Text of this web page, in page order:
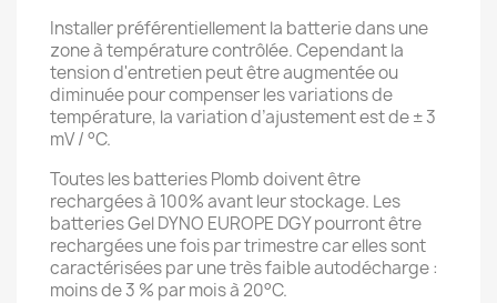
Installer préférentiellement la batterie dans une
zone à température contrôlée. Cependant la
tension d'entretien peut être augmentée ou
diminuée pour compenser les variations de
température, la variation d’ajustement est de ± 3
mV / °C.
Toutes les batteries Plomb doivent être
rechargées à 100% avant leur stockage. Les
batteries Gel DYNO EUROPE DGY pourront être
rechargées une fois par trimestre car elles sont
caractérisées par une très faible autodécharge :
moins de 3 % par mois à 20°C.